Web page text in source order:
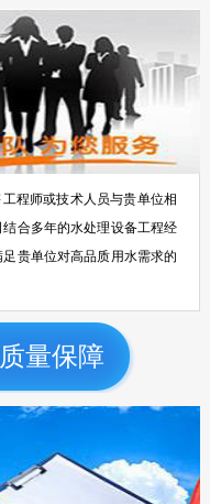
程师或技术人员与贵单位相
合多年的水处理设备工程经
贵单位对高品质用水需求的
量保障